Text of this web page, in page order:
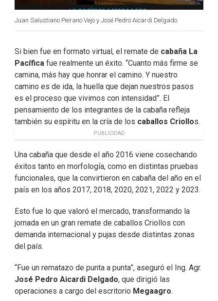
Juan Salustiano Peirano Vejo y José Pedro Aicardi Delgado
Si bien fue en formato virtual, el remate de cabaña La
Pacífica fue realmente un éxito. “Cuanto más firme se
camina, más hay que honrar el camino. Y nuestro
camino es de ida, la huella que dejan nuestros pasos
es el proceso que vivimos con intensidad”. El
pensamiento de los integrantes de la cabaña refleja
también su espíritu en la cría de los caballos Criollos.
PUBLICIDAD
Una cabaña que desde el año 2016 viene cosechando
éxitos tanto en morfología, como en distintas pruebas
funcionales, que la convirtieron en cabaña del año en el
país en los años 2017, 2018, 2020, 2021, 2022 y 2023.
Esto fue lo que valoró el mercado, transformando la
jornada en un gran remate de caballos Criollos con
demanda internacional y pujas desde distintas zonas
del país.
“Fue un rematazo de punta a punta”, aseguró el Ing. Agr.
José Pedro Aicardi Delgado, que dirigió las
operaciones a cargo del escritorio Megaagro.